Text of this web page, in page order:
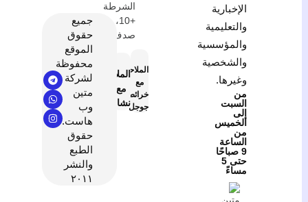
الإخبارية
والتعليمية
والمؤسسية
والشخصية
وغيرها.
من
السبت
إلى
الخميس
من
الساعة
9 صباحًا
حتى 5
مساءً
الشرطة
+10، مبنى
صدف
الملاحة
مع
خرائط
جوجل
الملاحة
مع
نشان
جميع
حقوق
الموقع
محفوظة
لشركة
متين
وب
هاست.
حقوق
الطبع
والنشر
٢٠١١